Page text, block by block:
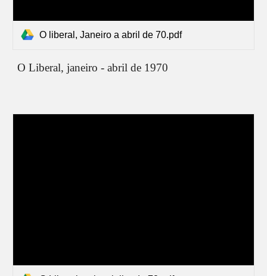
O liberal, Janeiro a abril de 70.pdf
O Liberal, janeiro - abril de 1970